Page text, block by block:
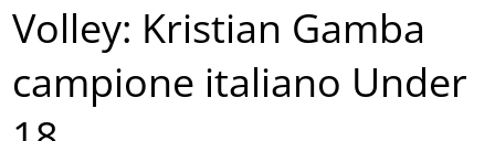
Volley: Kristian Gamba
campione italiano Under